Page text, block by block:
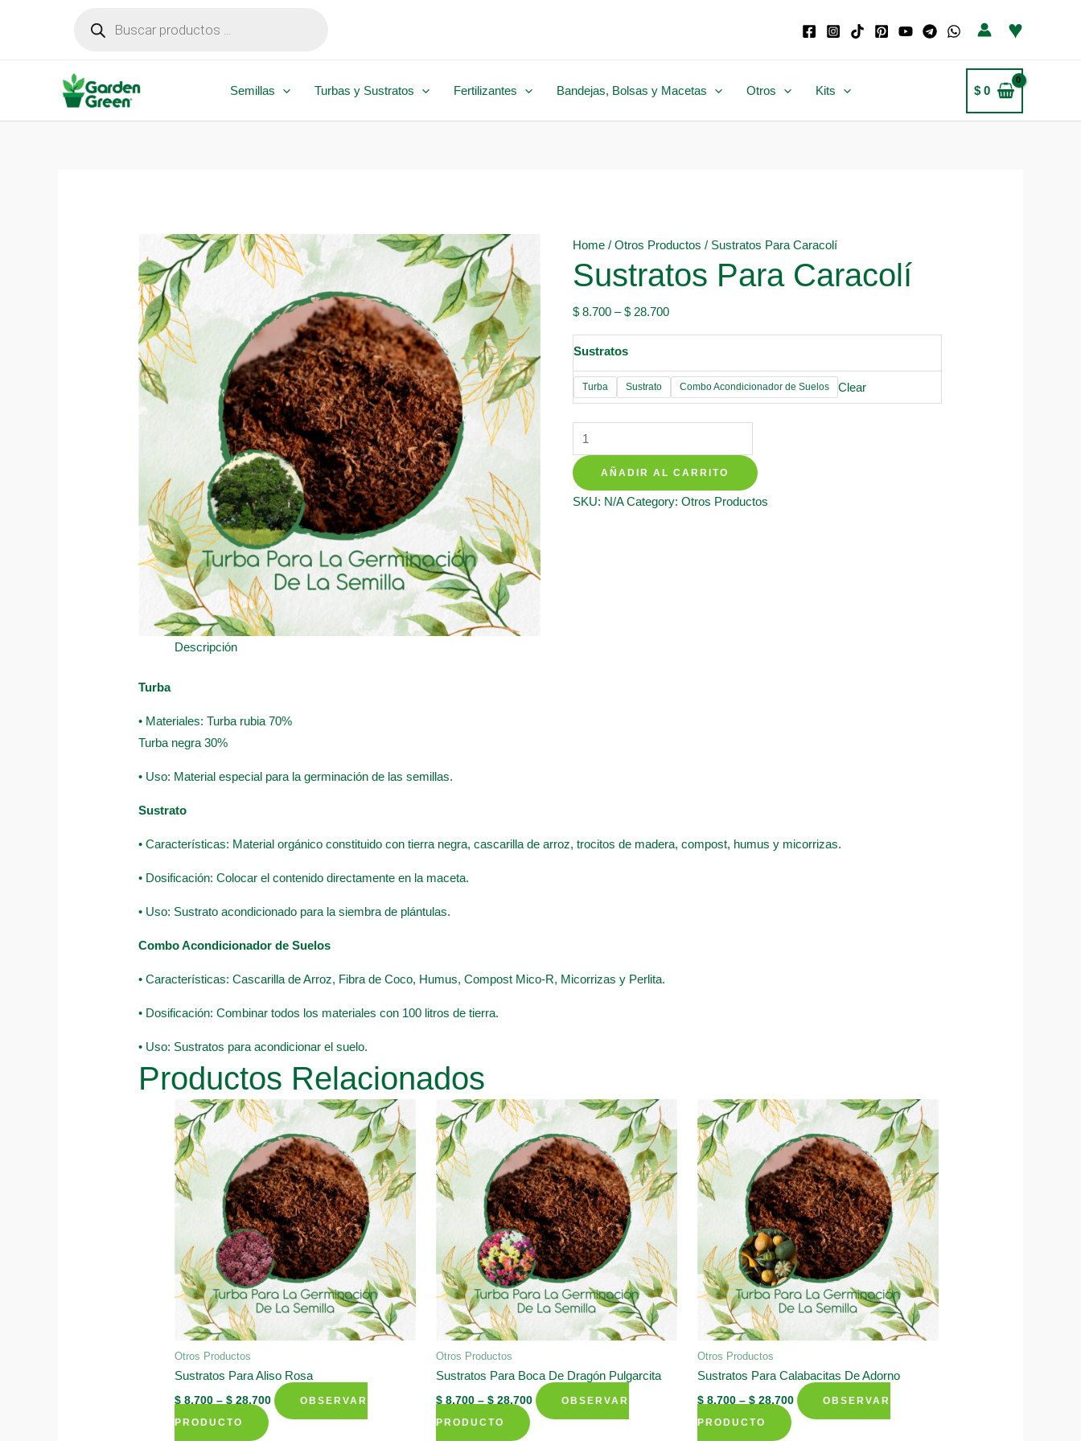
productos
♥
Semillas Turbas y Sustratos Fertilizantes Bandejas, Bolsas y Macetas Otros Kits $0
Home / Otros Productos / Sustratos Para Caracolí
Sustratos Para Caracolí
$ 8.700 –$ 28.700
Sustratos
Turba Sustrato Combo Acondicionador de Suelos Clear
Sustratos
Para
Caracolí
quantity
AÑADIR AL CARRITO
SKU: N/A Category: Otros Productos
Descripción
Turba
• Materiales: Turba rubia 70%
Turba negra 30%
• Uso: Material especial para la germinación de las semillas.
Sustrato
• Características: Material orgánico constituido con tierra negra, cascarilla de arroz, trocitos de madera, compost, humus y micorrizas.
• Dosificación: Colocar el contenido directamente en la maceta.
• Uso: Sustrato acondicionado para la siembra de plántulas.
Combo Acondicionador de Suelos
• Características: Cascarilla de Arroz, Fibra de Coco, Humus, Compost Mico-R, Micorrizas y Perlita.
• Dosificación: Combinar todos los materiales con 100 litros de tierra.
• Uso: Sustratos para acondicionar el suelo.
Productos Relacionados
Otros Productos
Sustratos Para Aliso Rosa
$ 8.700 –$ 28.700
OBSERVAR
PRODUCTO
This
Otros Productos
Sustratos Para Boca De Dragón Pulgarcita
$ 8.700 –$ 28.700
OBSERVAR
PRODUCTO
This
Otros Productos
Sustratos Para Calabacitas De Adorno
$8.700– $28.700
OBSERVAR
PRODUCTO
This